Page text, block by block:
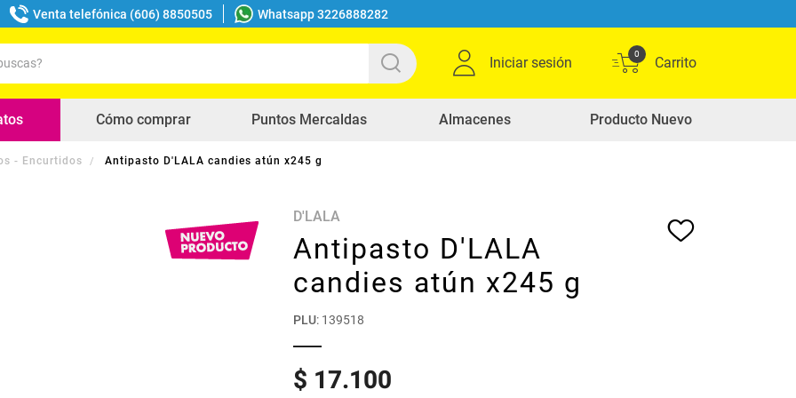
Venta telefónica (606) 8850505 Whatsapp 3226888282
Iniciar sesión
0
Cómo comprar Puntos Mercaldas Almacenes Producto Nuevo
- Encurtidos Antipasto D'LALA candies atún x245 g
D'LALA
Antipasto D'LALA
candies atún x245 g
PLU: 139518
$ 17.100
buscados